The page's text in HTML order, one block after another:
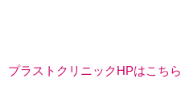
プラストクリニックHPはこちら